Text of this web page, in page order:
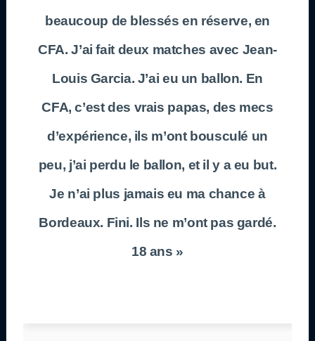
beaucoup de blessés en réserve, en
CFA. J’ai fait deux matches avec Jean-
Louis Garcia. J’ai eu un ballon. En
CFA, c’est des vrais papas, des mecs
d’expérience, ils m’ont bousculé un
peu, j’ai perdu le ballon, et il y a eu but.
Je n’ai plus jamais eu ma chance à
Bordeaux. Fini. Ils ne m’ont pas gardé.
18 ans »